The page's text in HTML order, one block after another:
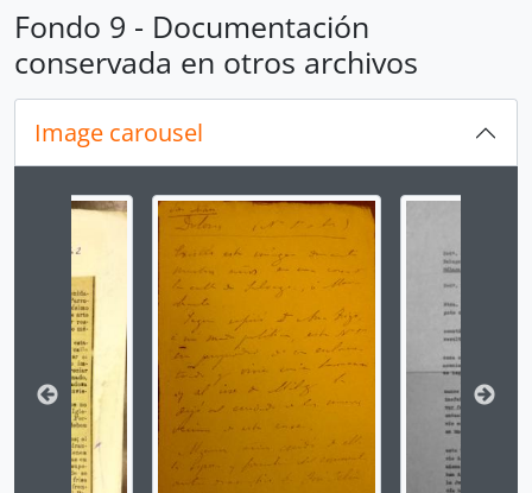
Fondo 9 - Documentación
conservada en otros archivos
Image carousel
Changing the current slide of this carousel will